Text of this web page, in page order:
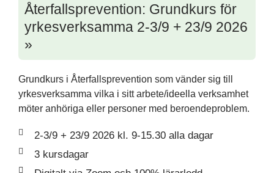
Återfallsprevention: Grundkurs för
yrkesverksamma 2-3/9 + 23/9 2026
»
Grundkurs i Återfallsprevention som vänder sig till
yrkesverksamma vilka i sitt arbete/ideella verksamhet
möter anhöriga eller personer med beroendeproblem.
2-3/9 + 23/9 2026 kl. 9-15.30 alla dagar
3 kursdagar